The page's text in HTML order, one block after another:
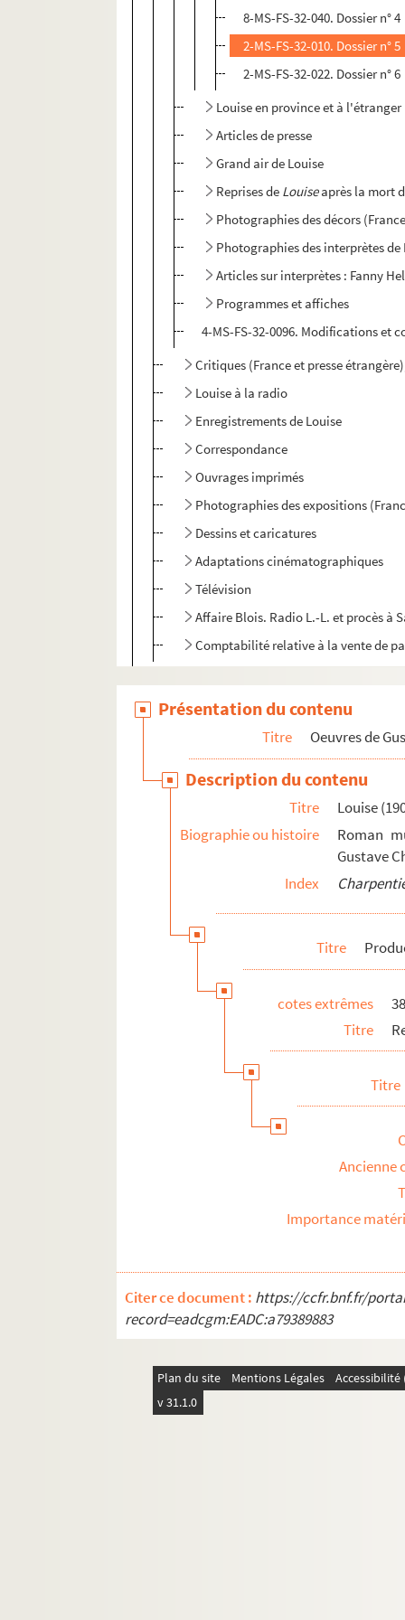
8-MS-FS-32-040. Dossier n° 4
2-MS-FS-32-010. Dossier n° 5
2-MS-FS-32-022. Dossier n° 6
Louise en province et à l'étranger
Articles de presse
Grand air de Louise
Reprises de Louiseaprès la mort
Photographies des décors
Photographies des interprètes de
Articles sur interprètes : Fanny
Programmes et affiches
4-MS-FS-32-0096. Modifications et
Critiques (France et presse
Louise à la radio
Enregistrements de Louise
Correspondance
Ouvrages imprimés
Photographies des expositions
Dessins et caricatures
Adaptations cinématographiques
Télévision
Affaire Blois. Radio L.-L. et procès à
Comptabilité relative à la vente de
Julien (1913)
Réflexions sur la musique
Mémoires
Discours, articles, interviews
Textes relatifs à Gustave Charpentier
Biographie
Présentation du contenu
Titre Oeuvres de
Description du contenu
Titre
Louise
Biographie ou histoire
Roman
Gustave
Index
Titre
cotes extrêmes
Titre
Titre
Ancienne
Importance
Citer ce document : https://ccfr.bnf.fr/
record=eadcgm:EADC:a79389883
Plan du site Mentions Légales
v 31.1.0